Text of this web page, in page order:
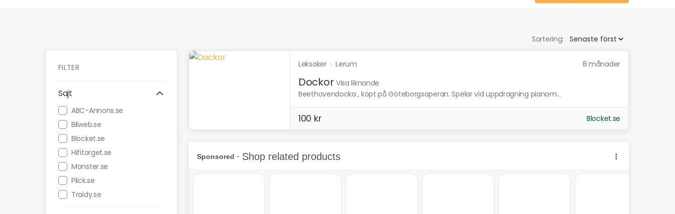
Sortering:
FILTER
Sajt
ABC-Annons.se
Bilweb.se
Blocket.se
Hifitorget.se
Monster.se
Plick.se
Traidy.se
Leksaker·Lerum 8 månader
Dockor Visa liknande
Beethovendocka , köpt på Göteborgsoperan. Spelar vid uppdragning pianom...
100 kr Blocket.se